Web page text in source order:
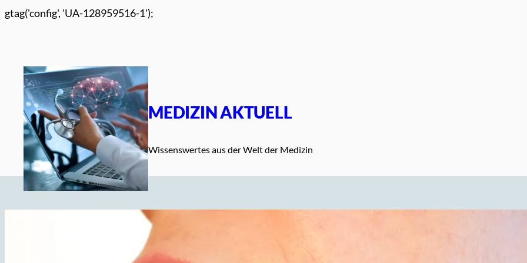
gtag('config', 'UA-128959516-1');
MEDIZIN AKTUELL
Wissenswertes aus der Welt der Medizin